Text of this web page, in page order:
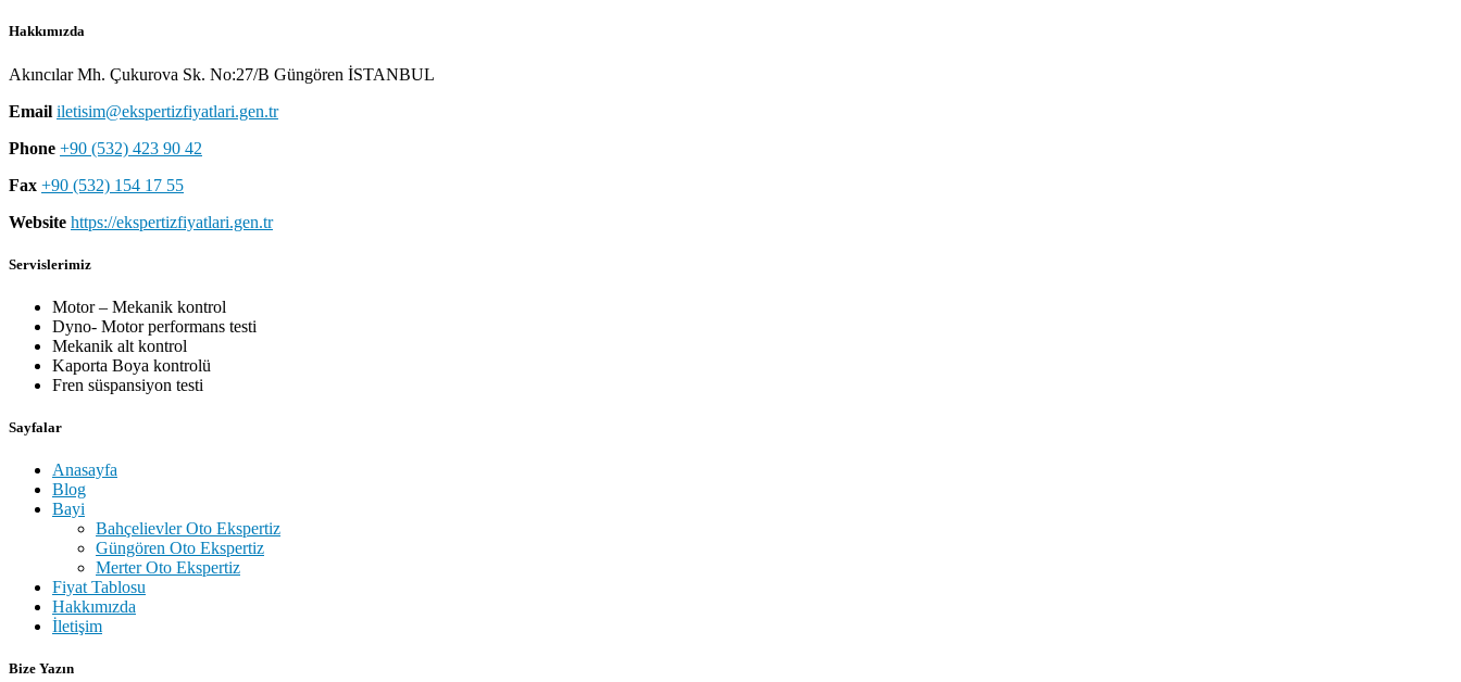
Hakkımızda
Akıncılar Mh. Çukurova Sk. No:27/B Güngören İSTANBUL
Email iletisim@ekspertizfiyatlari.gen.tr
Phone +90 (532) 423 90 42
Fax +90 (532) 154 17 55
Website https://ekspertizfiyatlari.gen.tr
Servislerimiz
Motor – Mekanik kontrol
Dyno- Motor performans testi
Mekanik alt kontrol
Kaporta Boya kontrolü
Fren süspansiyon testi
Sayfalar
Anasayfa
Blog
Bayi
Bahçelievler Oto Ekspertiz
Güngören Oto Ekspertiz
Merter Oto Ekspertiz
Fiyat Tablosu
Hakkımızda
İletişim
Bize Yazın